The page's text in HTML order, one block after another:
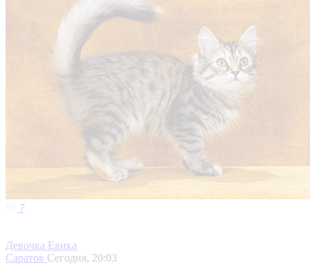
7
Девочка Евика
Саратов Сегодня, 20:03